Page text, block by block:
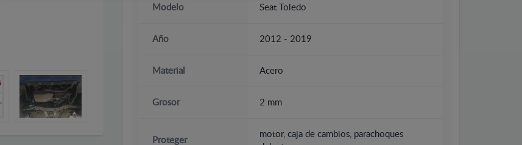
Modelo Seat Toledo
Año 2012 - 2019
Material Acero
Grosor 2 mm
Proteger
motor, caja de cambios, parachoques